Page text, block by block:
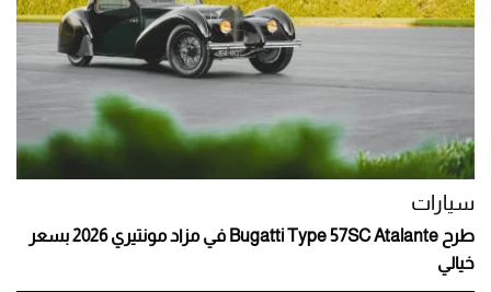
سيارات
طرح Bugatti Type 57SC Atalante في مزاد مونتيري 2026 بسعر
خيالي